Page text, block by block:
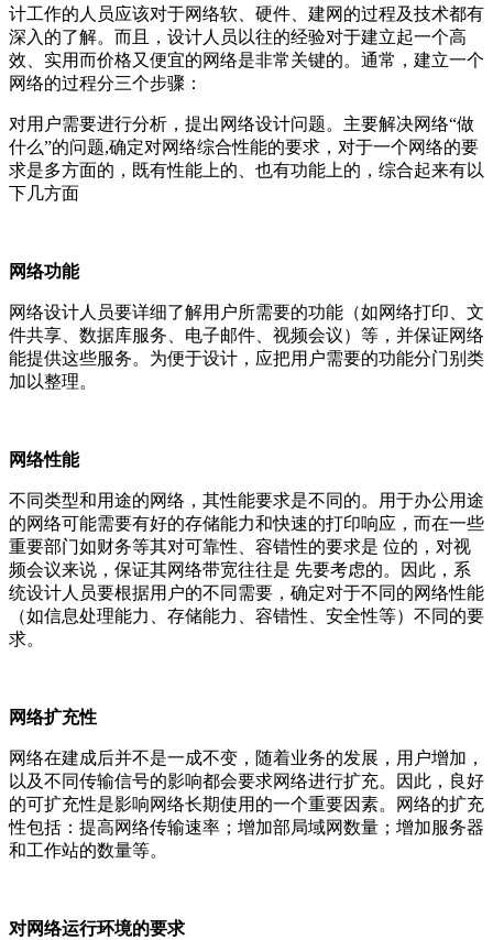
计工作的人员应该对于网络软、硬件、建网的过程及技术都有
深入的了解。而且，设计人员以往的经验对于建立起一个高
效、实用而价格又便宜的网络是非常关键的。通常，建立一个
网络的过程分三个步骤：
对用户需要进行分析，提出网络设计问题。主要解决网络“做
什么”的问题,确定对网络综合性能的要求，对于一个网络的要
求是多方面的，既有性能上的、也有功能上的，综合起来有以
下几方面
网络功能
网络设计人员要详细了解用户所需要的功能（如网络打印、文
件共享、数据库服务、电子邮件、视频会议）等，并保证网络
能提供这些服务。为便于设计，应把用户需要的功能分门别类
加以整理。
网络性能
不同类型和用途的网络，其性能要求是不同的。用于办公用途
的网络可能需要有好的存储能力和快速的打印响应，而在一些
重要部门如财务等其对可靠性、容错性的要求是 位的，对视
频会议来说，保证其网络带宽往往是 先要考虑的。因此，系
统设计人员要根据用户的不同需要，确定对于不同的网络性能
（如信息处理能力、存储能力、容错性、安全性等）不同的要
求。
网络扩充性
网络在建成后并不是一成不变，随着业务的发展，用户增加，
以及不同传输信号的影响都会要求网络进行扩充。因此，良好
的可扩充性是影响网络长期使用的一个重要因素。网络的扩充
性包括：提高网络传输速率；增加部局域网数量；增加服务器
和工作站的数量等。
对网络运行环境的要求